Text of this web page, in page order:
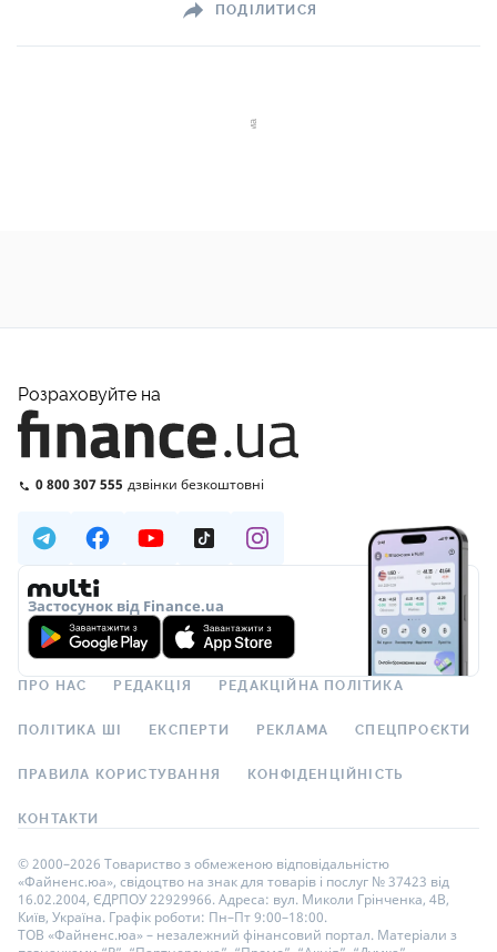
ПОДІЛИТИСЯ
Розраховуйте на
0 800 307 555 дзвінки безкоштовні
Застосунок від Finance.ua
ПРО НАС РЕДАКЦІЯ РЕДАКЦІЙНА ПОЛІТИКА
ПОЛІТИКА ШІ ЕКСПЕРТИ РЕКЛАМА СПЕЦПРОЄКТИ
ПРАВИЛА КОРИСТУВАННЯ КОНФІДЕНЦІЙНІСТЬ
КОНТАКТИ
© 2000–2026 Товариство з обмеженою відповідальністю
«Файненс.юа», свідоцтво на знак для товарів і послуг № 37423 від
16.02.2004, ЄДРПОУ 22929966. Адреса: вул. Миколи Грінченка, 4В,
Київ, Україна. Графік роботи: Пн–Пт 9:00–18:00.
ТОВ «Файненс.юа» – незалежний фінансовий портал. Матеріали з